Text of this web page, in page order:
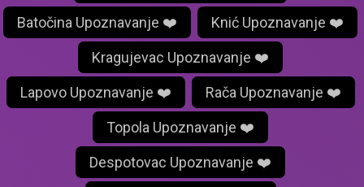
Batočina Upoznavanje ❤️ Knić Upoznavanje ❤️
Kragujevac Upoznavanje ❤️
Lapovo Upoznavanje ❤️ Rača Upoznavanje ❤️
Topola Upoznavanje ❤️
Despotovac Upoznavanje ❤️